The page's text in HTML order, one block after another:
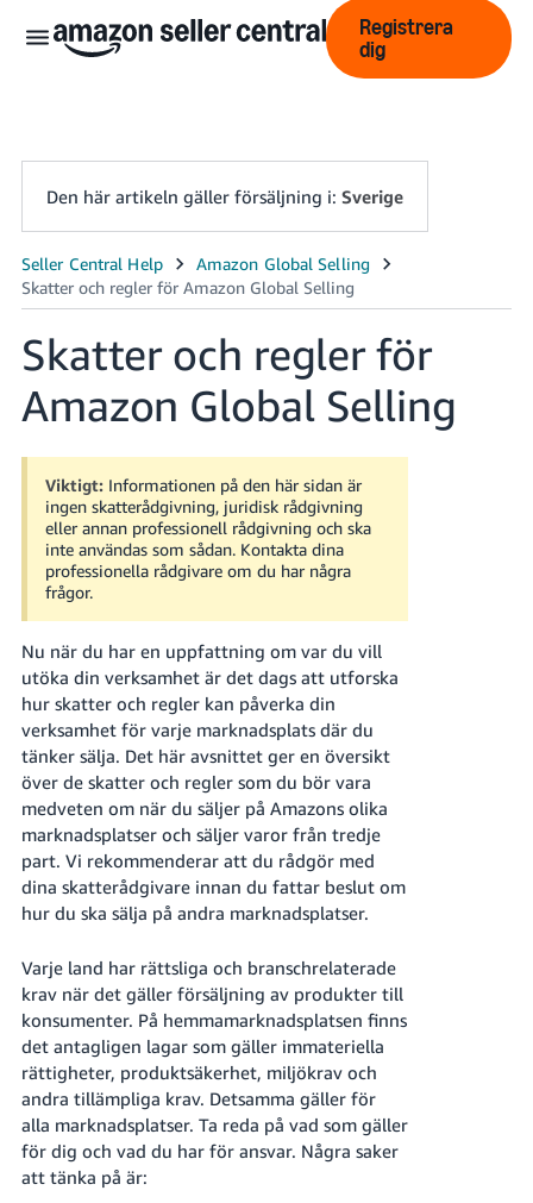
Swedish
中
文
-
CN
English
- GB
Swedish
Logga
In
Registrera
dig
Registrera
dig
Den här artikeln gäller försäljning i: Sverige
Skatter och regler för
Amazon Global Selling
Viktigt: Informationen på den här sidan är
ingen skatterådgivning, juridisk rådgivning
eller annan professionell rådgivning och ska
inte användas som sådan. Kontakta dina
professionella rådgivare om du har några
frågor.
Nu när du har en uppfattning om var du vill
utöka din verksamhet är det dags att utforska
hur skatter och regler kan påverka din
verksamhet för varje marknadsplats där du
tänker sälja. Det här avsnittet ger en översikt
över de skatter och regler som du bör vara
medveten om när du säljer på Amazons olika
marknadsplatser och säljer varor från tredje
part. Vi rekommenderar att du rådgör med
dina skatterådgivare innan du fattar beslut om
hur du ska sälja på andra marknadsplatser.
Varje land har rättsliga och branschrelaterade
krav när det gäller försäljning av produkter till
konsumenter. På hemmamarknadsplatsen finns
det antagligen lagar som gäller immateriella
rättigheter, produktsäkerhet, miljökrav och
andra tillämpliga krav. Detsamma gäller för
alla marknadsplatser. Ta reda på vad som gäller
för dig och vad du har för ansvar. Några saker
att tänka på är: